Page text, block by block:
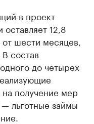
в проект
12,8
шести месяцев,
состав
до четырех
на получение мер
льготные займы